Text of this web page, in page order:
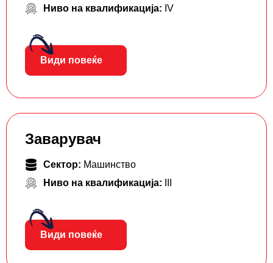
Ниво на квалификација: IV
Види повеќе
Заварувач
Сектор: Машинство
Ниво на квалификација:
Види повеќе